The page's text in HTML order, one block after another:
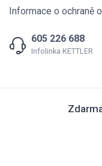
Informace o ochraně
605 226 688
Infolinka KETTLER